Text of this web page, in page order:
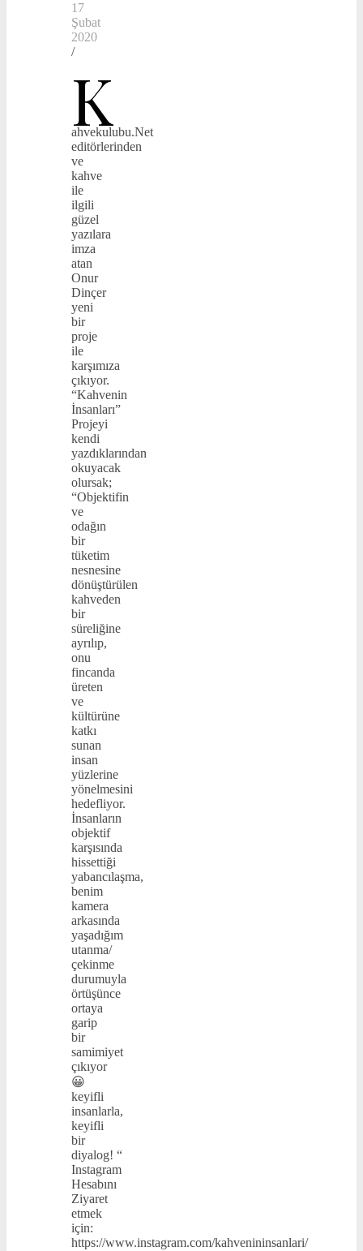
17
Şubat
2020
/
K
ahvekulubu.Net
editörlerinden
ve
kahve
ile
ilgili
güzel
yazılara
imza
atan
Onur
Dinçer
yeni
bir
proje
ile
karşımıza
çıkıyor.
“Kahvenin
İnsanları”
Projeyi
kendi
yazdıklarından
okuyacak
olursak;
“Objektifin
ve
odağın
bir
tüketim
nesnesine
dönüştürülen
kahveden
bir
süreliğine
ayrılıp,
onu
fincanda
üreten
ve
kültürüne
katkı
sunan
insan
yüzlerine
yönelmesini
hedefliyor.
İnsanların
objektif
karşısında
hissettiği
yabancılaşma,
benim
kamera
arkasında
yaşadığım
utanma/
çekinme
durumuyla
örtüşünce
ortaya
garip
bir
samimiyet
çıkıyor
😀
keyifli
insanlarla,
keyifli
bir
diyalog! “
Instagram
Hesabını
Ziyaret
etmek
için:
https://www.instagram.com/kahvenininsanlari/